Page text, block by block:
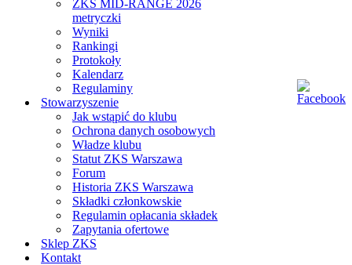
ZKS MID-RANGE 2026
metryczki
Wyniki
Rankingi
Protokoły
Kalendarz
Regulaminy
Stowarzyszenie
Jak wstąpić do klubu
Ochrona danych osobowych
Władze klubu
Statut ZKS Warszawa
Forum
Historia ZKS Warszawa
Składki członkowskie
Regulamin opłacania składek
Zapytania ofertowe
Sklep ZKS
Kontakt